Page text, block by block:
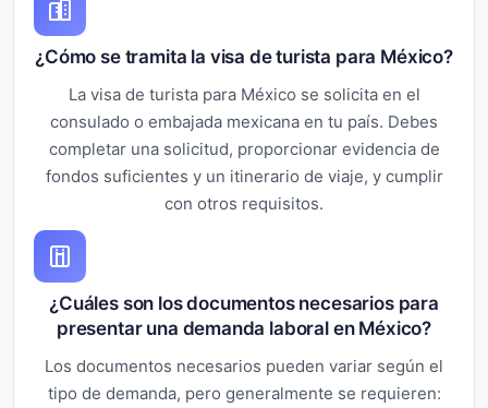
¿Cómo se tramita la visa de turista para México?
La visa de turista para México se solicita en el
consulado o embajada mexicana en tu país. Debes
completar una solicitud, proporcionar evidencia de
fondos suficientes y un itinerario de viaje, y cumplir
con otros requisitos.
¿Cuáles son los documentos necesarios para
presentar una demanda laboral en México?
Los documentos necesarios pueden variar según el
tipo de demanda, pero generalmente se requieren: